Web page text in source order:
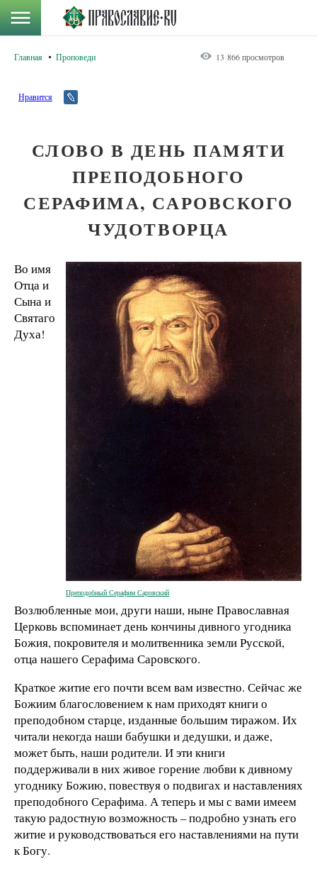
Главная Проповеди 13 866 просмотров
Нравится
СЛОВО В ДЕНЬ ПАМЯТИ
ПРЕПОДОБНОГО
СЕРАФИМА, САРОВСКОГО
ЧУДОТВОРЦА
Преподобный Серафим Саровский
Во имя
Отца и
Сына и
Святаго
Духа!
Возлюбленные мои, други наши, ныне Православная
Церковь вспоминает день кончины дивного угодника
Божия, покровителя и молитвенника земли Русской,
отца нашего Серафима Саровского.
Краткое житие его почти всем вам известно. Сейчас же
Божиим благословением к нам приходят книги о
преподобном старце, изданные большим тиражом. Их
читали некогда наши бабушки и дедушки, и даже,
может быть, наши родители. И эти книги
поддерживали в них живое горение любви к дивному
угоднику Божию, повествуя о подвигах и наставлениях
преподобного Серафима. А теперь и мы с вами имеем
такую радостную возможность – подробно узнать его
житие и руководствоваться его наставлениями на пути
к Богу.